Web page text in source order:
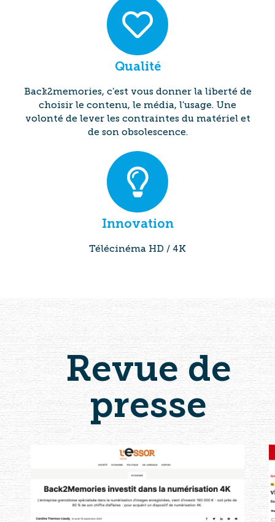
Qualité
Back2memories, c’est vous donner la liberté de
choisir le contenu, le média, l’usage. Une
volonté de lever les contraintes du matériel et
de son obsolescence.
Innovation
Télécinéma HD / 4K
Revue de
presse